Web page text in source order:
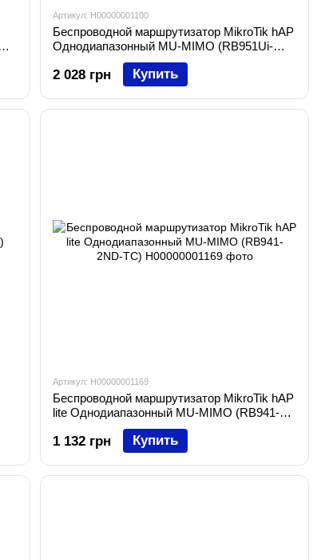
Артикул: H00000001100
Беспроводной маршрутизатор MikroTik hAP
Однодиапазонный MU-MIMO (RB951Ui-
2 028 грн Купить
Артикул: H00000001169
Беспроводной маршрутизатор MikroTik hAP
lite Однодиапазонный MU-MIMO (RB941-
1 132 грн Купить